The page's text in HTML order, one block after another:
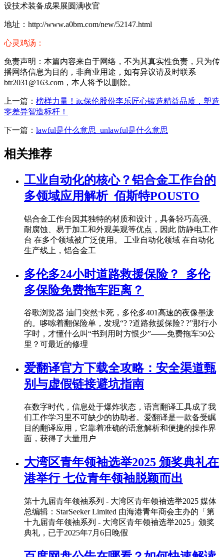
设技术装备成果展圆满收官
地址：http://www.a0bm.com/new/52147.html
心灵鸡汤：
免责声明：本篇内容来自于网络，不为其真实性负责，只为传
播网络信息为目的，非商业用途，如有异议请及时联系
btr2031@163.com，本人将予以删除。
上一篇： 榜样力量！itc保伦股份李乐匠心锻造精益品质，塑造
零差异智造标杆！
下一篇： lawful是什么意思_unlawful是什么意思
相关推荐
工业自动化的核心？铝合金工作台的
多领域应用解析_佰斯特POUSTO
铝合金工作台因其独特的材质和设计，具备轻巧高强、
耐腐蚀、易于加工和外观美观等优点，因此 防静电工作
台 在多个领域被广泛使用。 工业自动化领域 在自动化
生产线上，铝合金工
多伦多24小时道路救援保险？_多伦
多保险免费拖车距离？
谷歌浏览器 油门突然卡死，多伦多401高速的夜像墨泼
的。哆嗦着翻保险单，发现“? ?道路救援保险? ?”那行小
字时，才懂什么叫“书到用时方恨少”——免费拖车50公
里？可最近的修理
爱翻译官方下载全攻略：安全渠道甄
别与虚假链接避坑指南
在数字时代，信息处于爆炸状态，语言翻译工具成了我
们工作学习里不可缺少的协助者。爱翻译是一款备受瞩
目的翻译应用，它靠着准确的语意解析和便捷的操作界
面，获得了大量用户
大湾区青年领袖选举2025 颁奖典礼在
港举行 七位青年领袖脱颖而出
第十九届青年领袖系列 - 大湾区青年领袖选举2025 媒体
总编辑：StarSeeker Limited 由海港青年商会主办的「第
十九届青年领袖系列 - 大湾区青年领袖选举2025」颁奖
典礼，已于2025年7月6日晚假